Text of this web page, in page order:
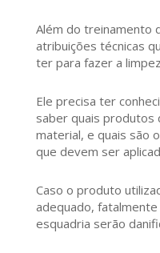
Além do treinamento
atribuições técnicas
ter para fazer a
Ele precisa ter
saber quais produtos
material, e quais são
que devem ser
Caso o produto
adequado,
esquadria serão